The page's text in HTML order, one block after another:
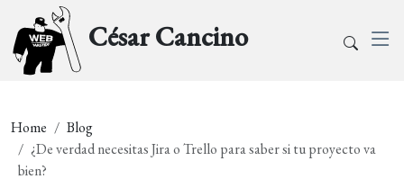
César Cancino
Home
Blog
¿De verdad necesitas Jira o Trello para saber si tu proyecto va
bien?